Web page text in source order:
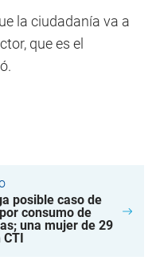
la ciudadanía va a
que es el
posible caso de
consumo de
una mujer de 29
CTI